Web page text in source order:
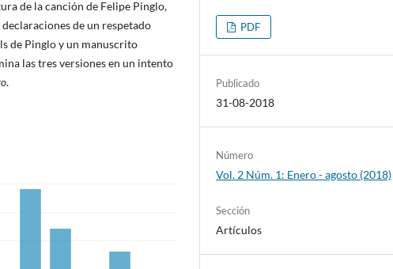
de la canción de Felipe Pinglo,
de un respetado
de Pinglo y un manuscrito
las tres versiones en un intento
.
PDF
Publicado
31-08-2018
Número
Vol. 2 Núm. 1: Enero - agosto (2018)
Sección
Artículos